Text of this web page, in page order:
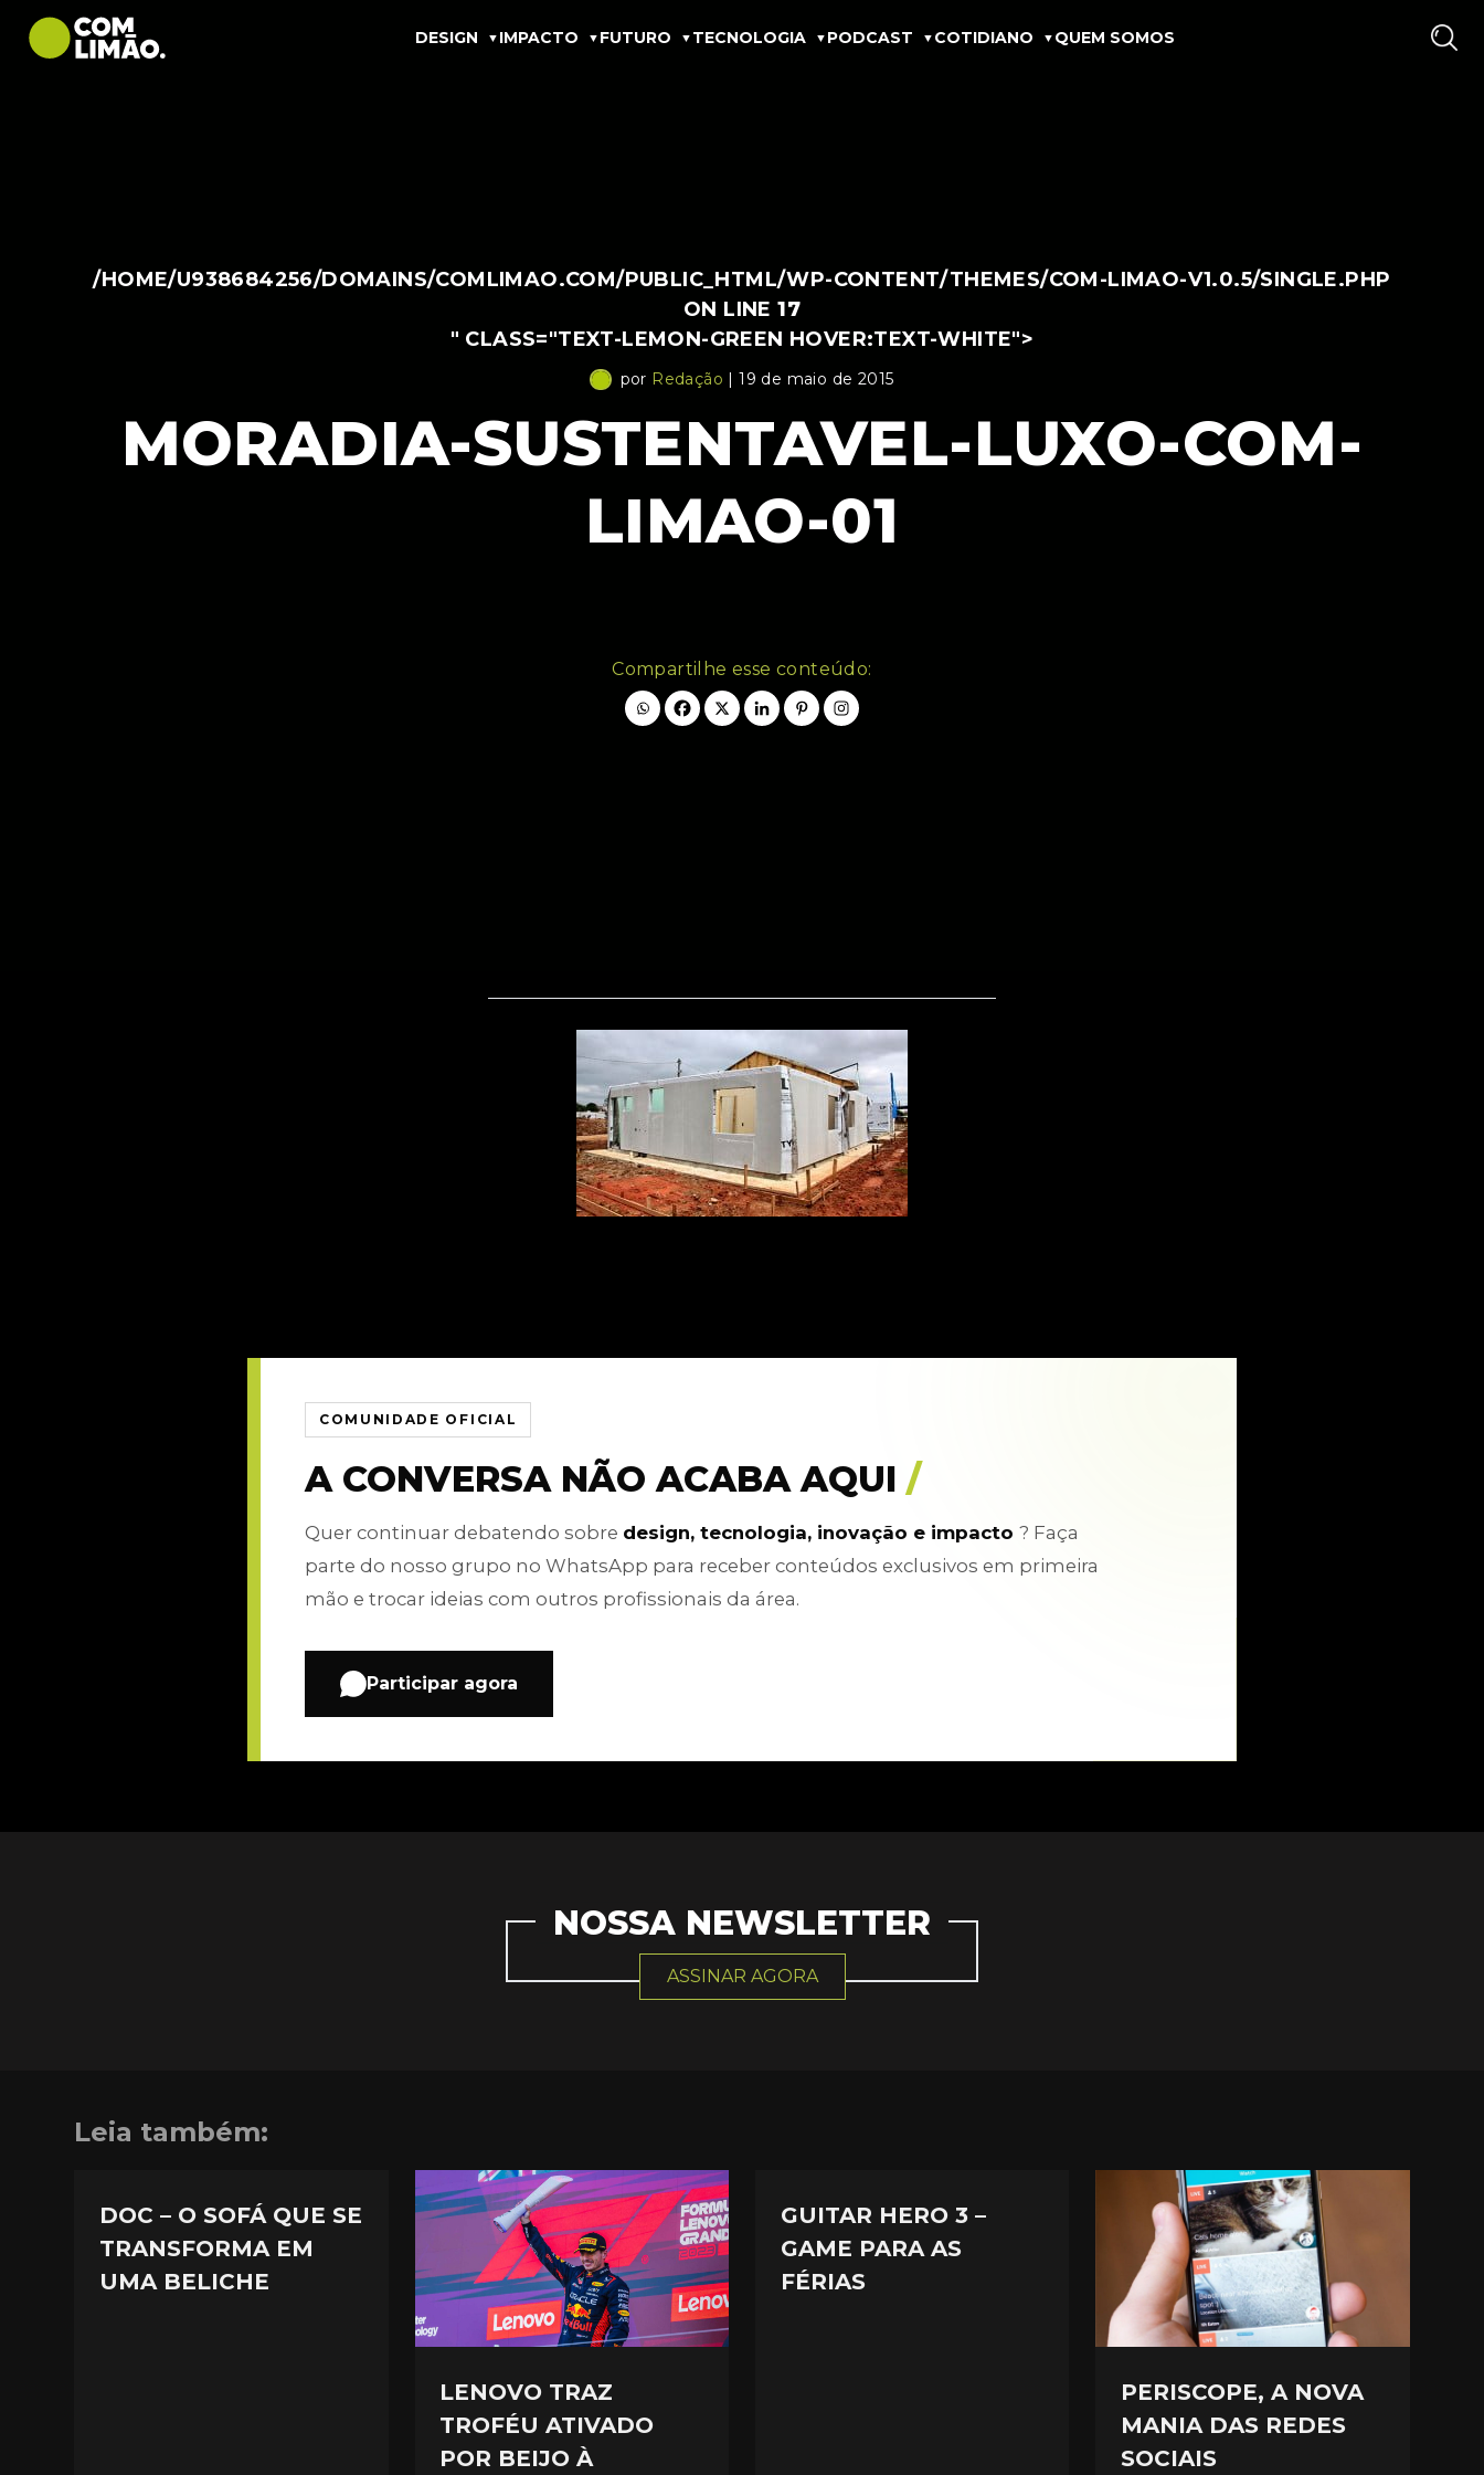
DESIGN IMPACTO FUTURO TECNOLOGIA PODCAST COTIDIANO QUEM SOMOS
/HOME/U938684256/DOMAINS/COMLIMAO.COM/PUBLIC_HTML/WP-CONTENT/THEMES/COM-LIMAO-V1.0.5/SINGLE.PHP
ON LINE17
" CLASS="TEXT-LEMON-GREEN HOVER:TEXT-WHITE">
por Redação | 19 de maio de 2015
MORADIA-SUSTENTAVEL-LUXO-COM-
LIMAO-01
Compartilhe esse conteúdo:
COMUNIDADE OFICIAL
A CONVERSA NÃO ACABA AQUI /
Quer continuar debatendo sobre design, tecnologia, inovação e impacto ? Faça
parte do nosso grupo no WhatsApp para receber conteúdos exclusivos em primeira
mão e trocar ideias com outros profissionais da área.
Participar agora
NOSSA NEWSLETTER
ASSINAR AGORA
Leia também:
DOC – O SOFÁ QUE SE
TRANSFORMA EM
UMA BELICHE
LENOVO TRAZ
TROFÉU ATIVADO
POR BEIJO À
GUITAR HERO 3 –
GAME PARA AS
FÉRIAS
PERISCOPE, A NOVA
MANIA DAS REDES
SOCIAIS